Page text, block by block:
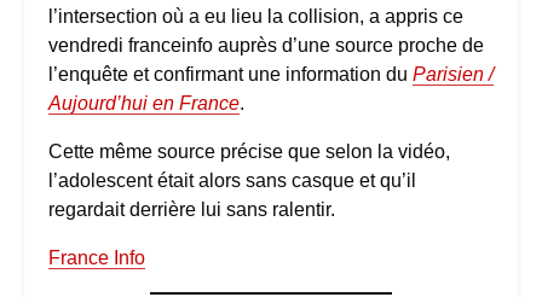
l’intersection où a eu lieu la collision, a appris ce
vendredi franceinfo auprès d’une source proche de
l’enquête et confirmant une information du Parisien /
Aujourd’hui en France.
Cette même source précise que selon la vidéo,
l’adolescent était alors sans casque et qu’il
regardait derrière lui sans ralentir.
France Info